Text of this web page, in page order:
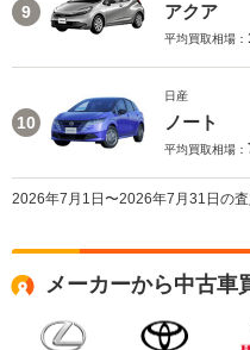
9 アクア
平均買取相場：
10
日産
ノート
平均買取相場：
2026年7月1日〜2026年7月31日の査
メーカーから中古車